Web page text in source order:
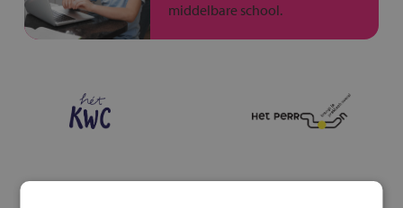
middelbare school.